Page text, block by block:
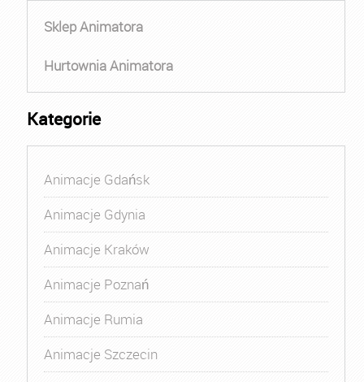
Sklep Animatora
Hurtownia Animatora
Kategorie
Animacje Gdańsk
Animacje Gdynia
Animacje Kraków
Animacje Poznań
Animacje Rumia
Animacje Szczecin